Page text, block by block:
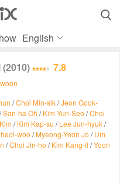

English
(2010) 7.8
/Choi Min-sik/Jeon Gook-
/San-ha Oh /Kim Yun-Seo /Choi
/Kim Kap-su /Lee Jun-hyuk/
woo /Myeong-Yeon Jo /Um
/Choi Jin-ho /Kim Kang-il /Yoon